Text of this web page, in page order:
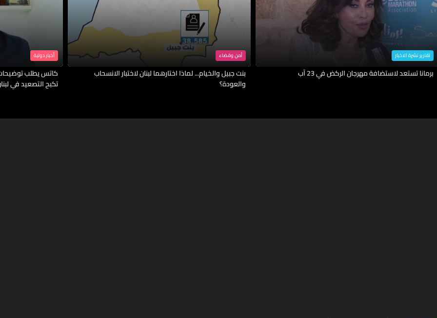
تقارير نشرة الاخبار
برمانا تستعد لاستضافة مهرجان الركض في 23 آب
أمن وقضاء
بنت جبيل والخيام... لماذا اختارهما لبنان لاختبار الانسحاب
والعودة؟
أخبار دولية
كاتس يطلب
تكبح التصعيد في